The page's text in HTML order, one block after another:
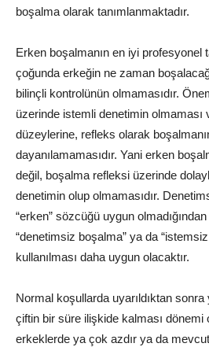
boşalma olarak tanımlanmaktadır.
Erken boşalmanın en iyi profesyonel
çoğunda erkeğin ne zaman
bilinçli kontrolünün olmamasıdır.
üzerinde istemli denetimin olmaması
düzeylerine, refleks olarak
dayanılamamasıdır. Yani erken
değil, boşalma refleksi üzerinde
denetimin olup olmamasıdır.
“erken” sözcüğü uygun
“denetimsiz boşalma” ya da
kullanılması daha uygun olacaktır.
Normal koşullarda uyarıldıktan
çiftin bir süre ilişkide kalması dönemi
erkeklerde ya çok azdır ya da